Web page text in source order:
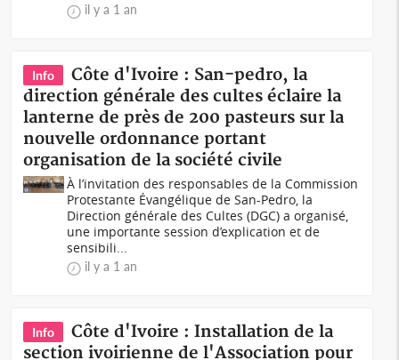
il y a 1 an
Info
Côte d'Ivoire : San-pedro, la
direction générale des cultes éclaire la
lanterne de près de 200 pasteurs sur la
nouvelle ordonnance portant
organisation de la société civile
À l’invitation des responsables de la Commission
Protestante Évangélique de San-Pedro, la
Direction générale des Cultes (DGC) a organisé,
une importante session d’explication et de
sensibili...
il y a 1 an
Info
Côte d'Ivoire : Installation de la
section ivoirienne de l'Association pour